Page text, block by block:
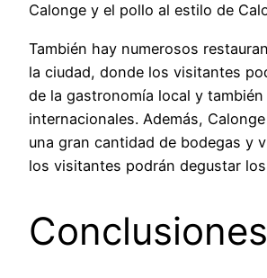
Calonge y el pollo al estilo de
También hay numerosos
la ciudad, donde los visitantes
de la gastronomía local y
internacionales. Además,
una gran cantidad de bodegas y
los visitantes podrán degustar
Conclusiones